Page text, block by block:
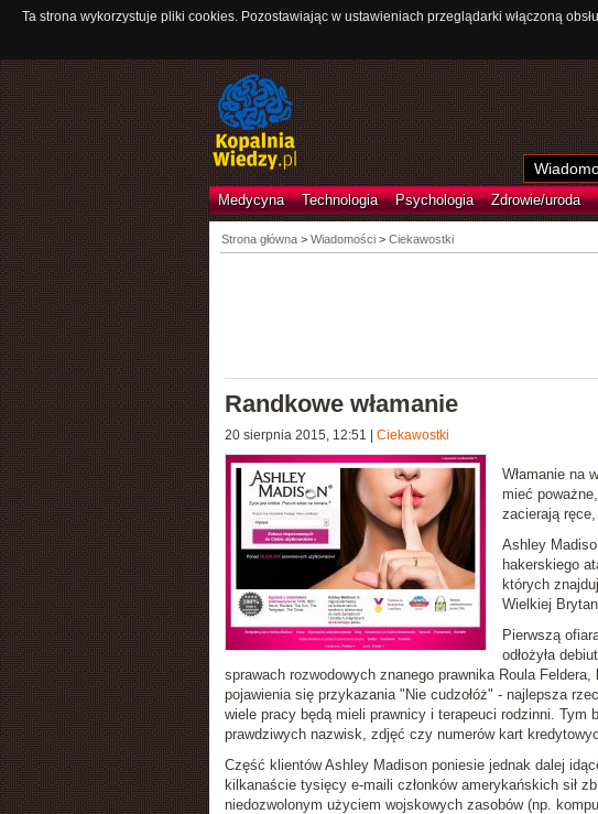
Ta strona wykorzystuje pliki cookies. Pozostawiając w ustawieniach przeglądarki włączoną
Medycyna Technologia Psychologia Zdrowie/uroda
Strona główna> Wiadomości > Ciekawostki
Randkowe włamanie
20 sierpnia 2015, 12:51 Ciekawostki
Włamanie na
mieć
zacierają
Ashley
hakerskiego
których
Wielkiej
Pierwszą
odłożyła
sprawach rozwodowych znanego prawnika Roula
pojawienia się przykazania "Nie cudzołóż" - najlepsza
wiele pracy będą mieli prawnicy i terapeuci rodzinni.
prawdziwych nazwisk, zdjęć czy numerów kart
Część klientów Ashley Madison poniesie jednak dalej
kilkanaście tysięcy e-maili członków amerykańskich sił
niedozwolonym użyciem wojskowych zasobów (np.